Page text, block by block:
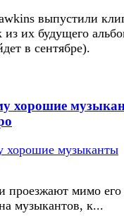
выпустили
их будущего
в сентябре).
хорошие
проезжают мимо его
музыкантов, к...